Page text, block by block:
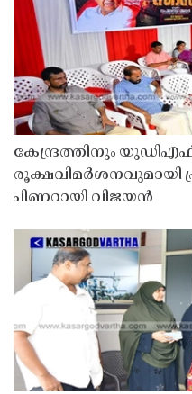
കേന്ദ്രത്തിനും
രൂക്ഷവിമർശനവുമായി
പിണറായി വിജയൻ